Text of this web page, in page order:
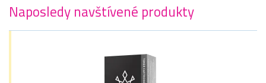
Naposledy navštívené produkty